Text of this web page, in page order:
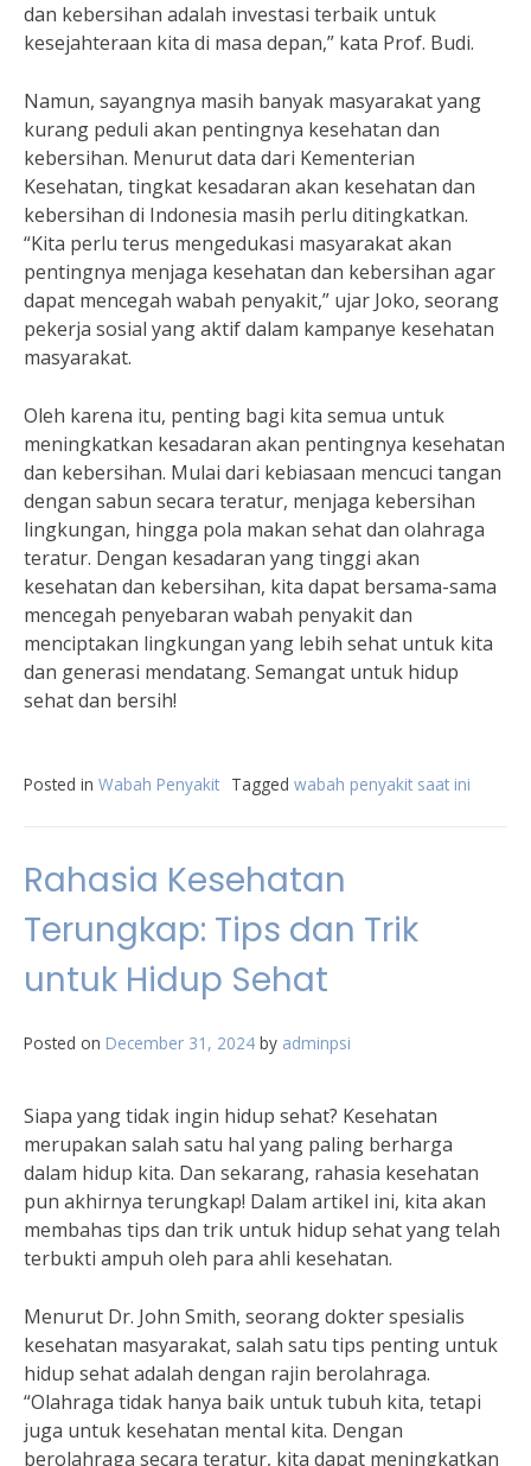
dan kebersihan adalah investasi terbaik untuk
kesejahteraan kita di masa depan,” kata Prof. Budi.
Namun, sayangnya masih banyak masyarakat yang
kurang peduli akan pentingnya kesehatan dan
kebersihan. Menurut data dari Kementerian
Kesehatan, tingkat kesadaran akan kesehatan dan
kebersihan di Indonesia masih perlu ditingkatkan.
“Kita perlu terus mengedukasi masyarakat akan
pentingnya menjaga kesehatan dan kebersihan agar
dapat mencegah wabah penyakit,” ujar Joko, seorang
pekerja sosial yang aktif dalam kampanye kesehatan
masyarakat.
Oleh karena itu, penting bagi kita semua untuk
meningkatkan kesadaran akan pentingnya kesehatan
dan kebersihan. Mulai dari kebiasaan mencuci tangan
dengan sabun secara teratur, menjaga kebersihan
lingkungan, hingga pola makan sehat dan olahraga
teratur. Dengan kesadaran yang tinggi akan
kesehatan dan kebersihan, kita dapat bersama-sama
mencegah penyebaran wabah penyakit dan
menciptakan lingkungan yang lebih sehat untuk kita
dan generasi mendatang. Semangat untuk hidup
sehat dan bersih!
Posted in Wabah Penyakit Tagged wabah penyakit saat ini
Rahasia Kesehatan
Terungkap: Tips dan Trik
untuk Hidup Sehat
Posted on December 31, 2024 by adminpsi
Siapa yang tidak ingin hidup sehat? Kesehatan
merupakan salah satu hal yang paling berharga
dalam hidup kita. Dan sekarang, rahasia kesehatan
pun akhirnya terungkap! Dalam artikel ini, kita akan
membahas tips dan trik untuk hidup sehat yang telah
terbukti ampuh oleh para ahli kesehatan.
Menurut Dr. John Smith, seorang dokter spesialis
kesehatan masyarakat, salah satu tips penting untuk
hidup sehat adalah dengan rajin berolahraga.
“Olahraga tidak hanya baik untuk tubuh kita, tetapi
juga untuk kesehatan mental kita. Dengan
berolahraga secara teratur, kita dapat meningkatkan